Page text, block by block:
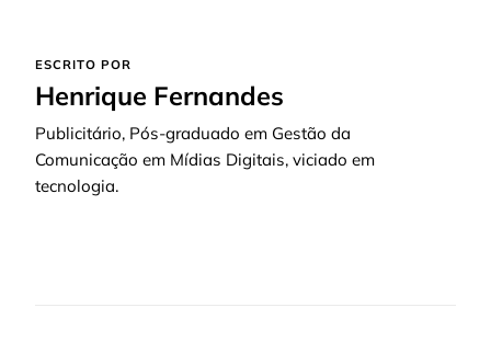
ESCRITO POR
Henrique Fernandes
Publicitário, Pós-graduado em Gestão da
Comunicação em Mídias Digitais, viciado em
tecnologia.